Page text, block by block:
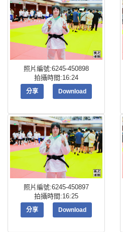
照片編號:6245-450898
拍攝時間:16:24
分享 Download
照片編號:6245-450897
拍攝時間:16:25
分享 Download